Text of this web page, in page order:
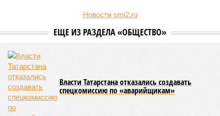
Новости smi2.ru
ЕЩЕ ИЗ РАЗДЕЛА «ОБЩЕСТВО»
Власти Татарстана отказались создавать
спецкомиссию по «аварийщикам»